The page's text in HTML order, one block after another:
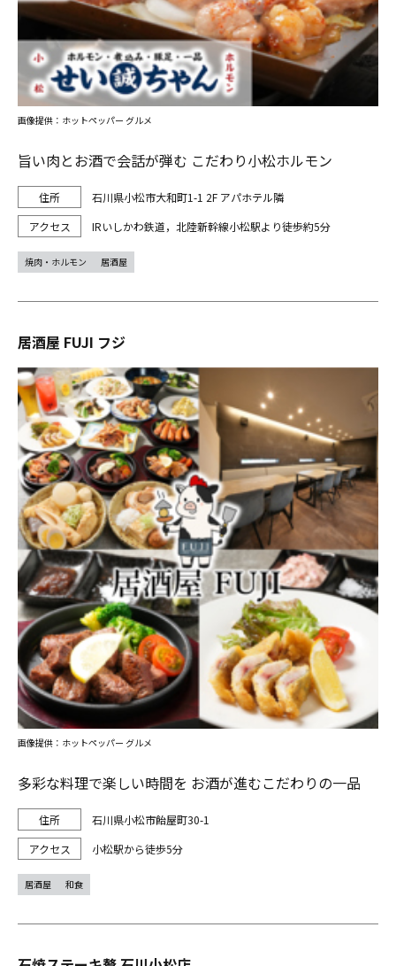
旨い肉とお酒で会話が弾む こだわり小松ホルモン
石川県小松市大和町1-1 2F アパホテル隣
IRいしかわ鉄道，北陸新幹線小松駅より徒歩約5分
画像提供：ホットペッパー グルメ
焼肉・ホルモン 居酒屋
居酒屋 FUJI フジ
多彩な料理で楽しい時間を お酒が進むこだわりの一品
石川県小松市飴屋町30-1
小松駅から徒歩5分
画像提供：ホットペッパー グルメ
居酒屋 和食